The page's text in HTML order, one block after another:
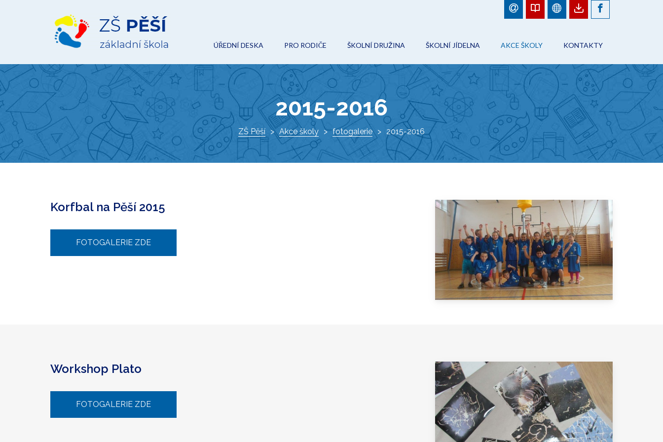
ZŠ
Pěší
ÚŘEDNÍ DESKA
POVINNÉ (VEŘEJNÉ) INFORMACE
ROZPOČET
VEŘEJNÉ ZAKÁZKY
PROJEKTY
DOKUMENTY
PRO RODIČE
ON-LINE VÝUKA
ŠKOLNÍ ŘÁD
ŠKOLSKÁ RADA
ZÁPIS DO 1. TŘÍDY
VÝCHOVNÝ PORADCE
ŠKOLNÍ DRUŽINA
AKCE
KROUŽKY
DOKUMENTY
KONTAKTY
ŠKOLNÍ JÍDELNA
OBJEDNÁVKY JÍDEL
ŘÁD ŠKOLNÍHO STRAVOVÁNÍ
INFORMACE
KONTAKTY
AKCE ŠKOLY
FOTOGALERIE
PLÁN AKCÍ
AKCE ŠKOLY
KONTAKTY
ŠKOLA
PRACOVNÍCI ŠKOLY
ŠKOLNÍ JÍDELNA
ŠKOLNÍ DRUŽINA
2015-2016
ZŠ Pěší Akce školy fotogalerie 2015-2016
Korfbal na Pěší 2015
FOTOGALERIE ZDE
Workshop Plato
FOTOGALERIE ZDE